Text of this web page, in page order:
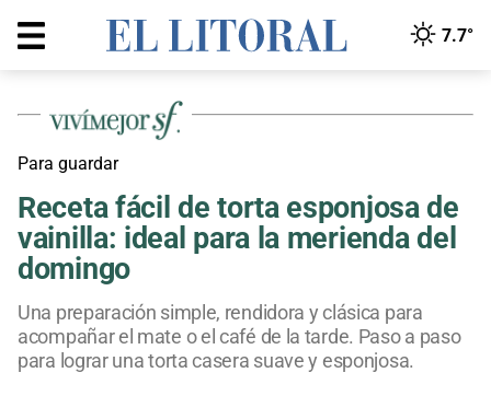
7.7°
Para guardar
Receta fácil de torta esponjosa de
vainilla: ideal para la merienda del
domingo
Una preparación simple, rendidora y clásica para
acompañar el mate o el café de la tarde. Paso a paso
para lograr una torta casera suave y esponjosa.